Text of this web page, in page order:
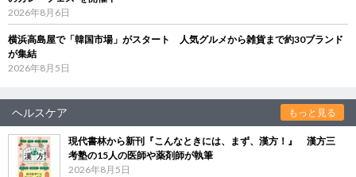
2026年8月6日
横浜高島屋で「韓国市場」がスタート 人気グルメから雑貨まで約30ブランド
が集結
2026年8月5日
ヘルスケア もっと見る
現代書林から新刊『こんなときには、まず、漢方！』 漢方三
考塾の15人の医師や薬剤師が執筆
2026年8月5日